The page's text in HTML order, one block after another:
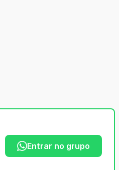
Entrar no grupo